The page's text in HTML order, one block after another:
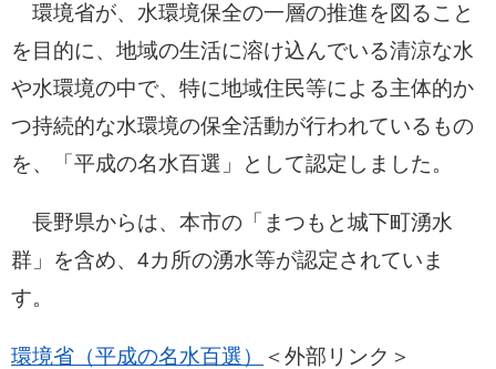
環境省が、水環境保全の一層の推進を図ること
を目的に、地域の生活に溶け込んでいる清涼な水
や水環境の中で、特に地域住民等による主体的か
つ持続的な水環境の保全活動が行われているもの
を、「平成の名水百選」として認定しました。
長野県からは、本市の「まつもと城下町湧水
群」を含め、4カ所の湧水等が認定されていま
す。
環境省（平成の名水百選） ＜外部リンク＞